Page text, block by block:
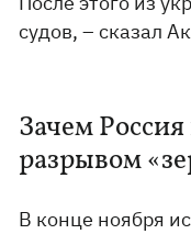
судов, – сказал
Зачем
разрывом
В конце ноября